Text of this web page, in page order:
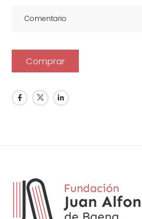
Comentario
Comprar